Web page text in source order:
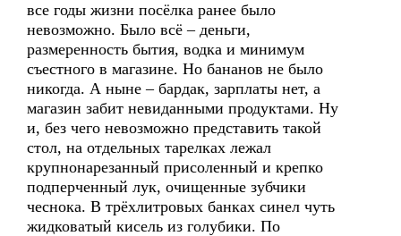
все годы жизни посёлка ранее было
невозможно. Было всё – деньги,
размеренность бытия, водка и минимум
съестного в магазине. Но бананов не было
никогда. А ныне – бардак, зарплаты нет, а
магазин забит невиданными продуктами. Ну
и, без чего невозможно представить такой
стол, на отдельных тарелках лежал
крупнонарезанный присоленный и крепко
подперченный лук, очищенные зубчики
чеснока. В трёхлитровых банках синел чуть
жидковатый кисель из голубики. По